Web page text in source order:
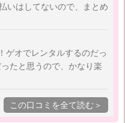
めなのでリクルートカ
感じています。
いはしてないので、まとめ
ゲオでレンタルするのだっ
たと思うので、かなり楽
この口コミを全て読む＞